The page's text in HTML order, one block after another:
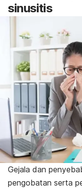
sinusitis
Gejala dan
pengobatan serta